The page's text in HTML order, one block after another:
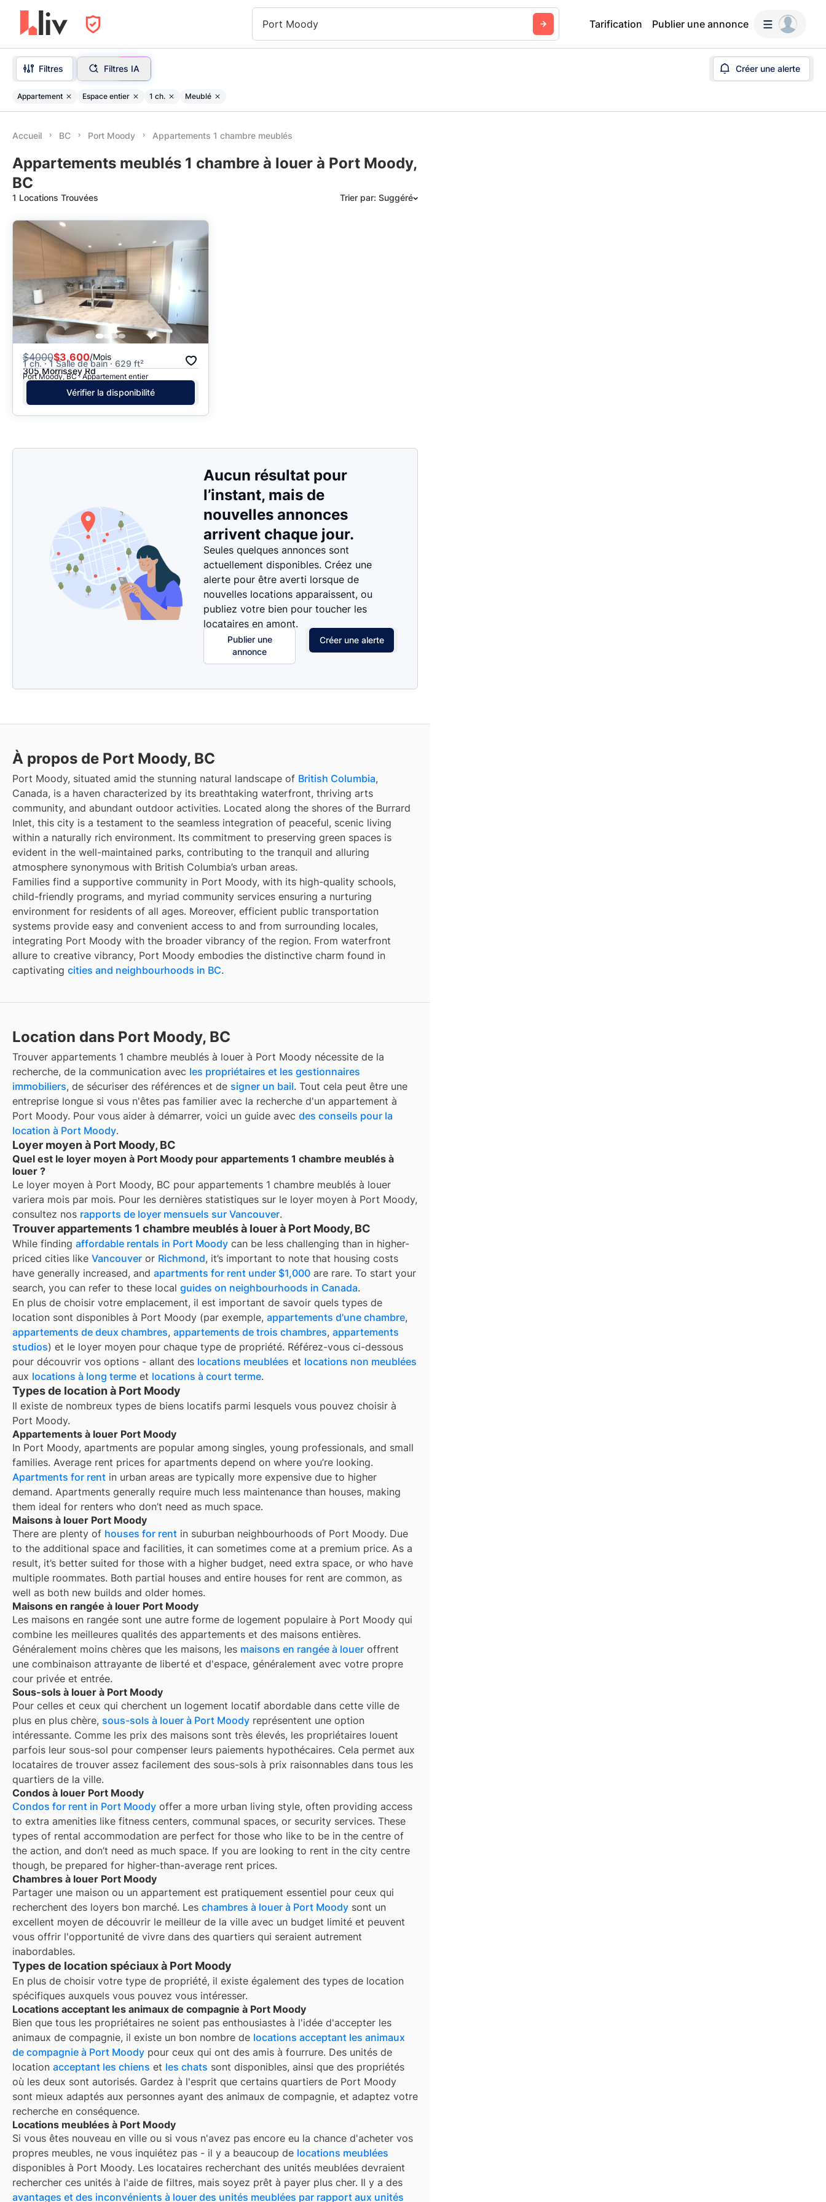
Port Moody Tarification Publier une annonce
Filtres Filtres IA Créer une alerte
Appartement Espace entier 1 ch. Meublé
Accueil BC Port Moody Appartements 1 chambre meublés
Appartements meublés 1 chambre à louer à Port Moody,
BC
1 Locations Trouvées Trier par: Suggéré
$4000$3,600/Mois
1 ch. · 1 Salle de bain · 629 ft²
305 Morrissey Rd
Port Moody, BC · Appartement entier
Vérifier la disponibilité
Aucun résultat pour
l’instant, mais de
nouvelles annonces
arrivent chaque jour.
Seules quelques annonces sont
actuellement disponibles. Créez une
alerte pour être averti lorsque de
nouvelles locations apparaissent, ou
publiez votre bien pour toucher les
locataires en amont.
Publier une
annonce
Créer une alerte
À propos de Port Moody, BC
Port Moody, situated amid the stunning natural landscape of British Columbia,
Canada, is a haven characterized by its breathtaking waterfront, thriving arts
community, and abundant outdoor activities. Located along the shores of the Burrard
Inlet, this city is a testament to the seamless integration of peaceful, scenic living
within a naturally rich environment. Its commitment to preserving green spaces is
evident in the well-maintained parks, contributing to the tranquil and alluring
atmosphere synonymous with British Columbia’s urban areas.
Families find a supportive community in Port Moody, with its high-quality schools,
child-friendly programs, and myriad community services ensuring a nurturing
environment for residents of all ages. Moreover, efficient public transportation
systems provide easy and convenient access to and from surrounding locales,
integrating Port Moody with the broader vibrancy of the region. From waterfront
allure to creative vibrancy, Port Moody embodies the distinctive charm found in
captivating cities and neighbourhoods in BC.
Location dans Port Moody, BC
Trouver appartements 1 chambre meublés à louer à Port Moody nécessite de la
recherche, de la communication avec les propriétaires et les gestionnaires
immobiliers, de sécuriser des références et de signer un bail. Tout cela peut être une
entreprise longue si vous n'êtes pas familier avec la recherche d'un appartement à
Port Moody. Pour vous aider à démarrer, voici un guide avec des conseils pour la
location à Port Moody.
Loyer moyen à Port Moody, BC
Quel est le loyer moyen à Port Moody pour appartements 1 chambre meublés à
louer ?
Le loyer moyen à Port Moody, BC pour appartements 1 chambre meublés à louer
variera mois par mois. Pour les dernières statistiques sur le loyer moyen à Port Moody,
consultez nos rapports de loyer mensuels sur Vancouver.
Trouver appartements 1 chambre meublés à louer à Port Moody, BC
While finding affordable rentals in Port Moody can be less challenging than in higher-
priced cities like Vancouver or Richmond, it’s important to note that housing costs
have generally increased, and apartments for rent under $1,000 are rare. To start your
search, you can refer to these local guides on neighbourhoods in Canada.
En plus de choisir votre emplacement, il est important de savoir quels types de
location sont disponibles à Port Moody (par exemple, appartements d'une chambre,
appartements de deux chambres, appartements de trois chambres, appartements
studios) et le loyer moyen pour chaque type de propriété. Référez-vous ci-dessous
pour découvrir vos options - allant des locations meublées et locations non meublées
aux locations à long terme et locations à court terme.
Types de location à Port Moody
Il existe de nombreux types de biens locatifs parmi lesquels vous pouvez choisir à
Port Moody.
Appartements à louer Port Moody
In Port Moody, apartments are popular among singles, young professionals, and small
families. Average rent prices for apartments depend on where you’re looking.
Apartments for rent in urban areas are typically more expensive due to higher
demand. Apartments generally require much less maintenance than houses, making
them ideal for renters who don’t need as much space.
Maisons à louer Port Moody
There are plenty of houses for rent in suburban neighbourhoods of Port Moody. Due
to the additional space and facilities, it can sometimes come at a premium price. As a
result, it’s better suited for those with a higher budget, need extra space, or who have
multiple roommates. Both partial houses and entire houses for rent are common, as
well as both new builds and older homes.
Maisons en rangée à louer Port Moody
Les maisons en rangée sont une autre forme de logement populaire à Port Moody qui
combine les meilleures qualités des appartements et des maisons entières.
Généralement moins chères que les maisons, les maisons en rangée à louer offrent
une combinaison attrayante de liberté et d'espace, généralement avec votre propre
cour privée et entrée.
Sous-sols à louer à Port Moody
Pour celles et ceux qui cherchent un logement locatif abordable dans cette ville de
plus en plus chère, sous-sols à louer à Port Moody représentent une option
intéressante. Comme les prix des maisons sont très élevés, les propriétaires louent
parfois leur sous-sol pour compenser leurs paiements hypothécaires. Cela permet aux
locataires de trouver assez facilement des sous-sols à prix raisonnables dans tous les
quartiers de la ville.
Condos à louer Port Moody
Condos for rent in Port Moody offer a more urban living style, often providing access
to extra amenities like fitness centers, communal spaces, or security services. These
types of rental accommodation are perfect for those who like to be in the centre of
the action, and don’t need as much space. If you are looking to rent in the city centre
though, be prepared for higher-than-average rent prices.
Chambres à louer Port Moody
Partager une maison ou un appartement est pratiquement essentiel pour ceux qui
recherchent des loyers bon marché. Les chambres à louer à Port Moody sont un
excellent moyen de découvrir le meilleur de la ville avec un budget limité et peuvent
vous offrir l'opportunité de vivre dans des quartiers qui seraient autrement
inabordables.
Types de location spéciaux à Port Moody
En plus de choisir votre type de propriété, il existe également des types de location
spécifiques auxquels vous pouvez vous intéresser.
Locations acceptant les animaux de compagnie à Port Moody
Bien que tous les propriétaires ne soient pas enthousiastes à l'idée d'accepter les
animaux de compagnie, il existe un bon nombre de locations acceptant les animaux
de compagnie à Port Moody pour ceux qui ont des amis à fourrure. Des unités de
location acceptant les chiens et les chats sont disponibles, ainsi que des propriétés
où les deux sont autorisés. Gardez à l'esprit que certains quartiers de Port Moody
sont mieux adaptés aux personnes ayant des animaux de compagnie, et adaptez votre
recherche en conséquence.
Locations meublées à Port Moody
Si vous êtes nouveau en ville ou si vous n'avez pas encore eu la chance d'acheter vos
propres meubles, ne vous inquiétez pas - il y a beaucoup de locations meublées
disponibles à Port Moody. Les locataires recherchant des unités meublées devraient
rechercher ces unités à l'aide de filtres, mais soyez prêt à payer plus cher. Il y a des
avantages et des inconvénients à louer des unités meublées par rapport aux unités